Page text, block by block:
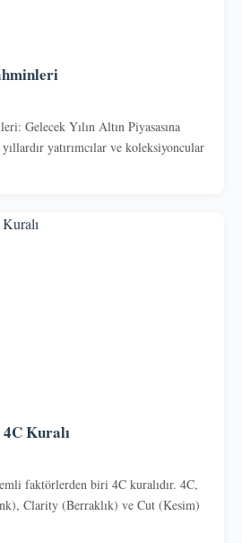
Gelecek Yılın Altın Piyasasına
yatırımcılar ve koleksiyoncular
Kuralı
faktörlerden biri 4C kuralıdır. 4C,
Clarity (Berraklık) ve Cut (Kesim)